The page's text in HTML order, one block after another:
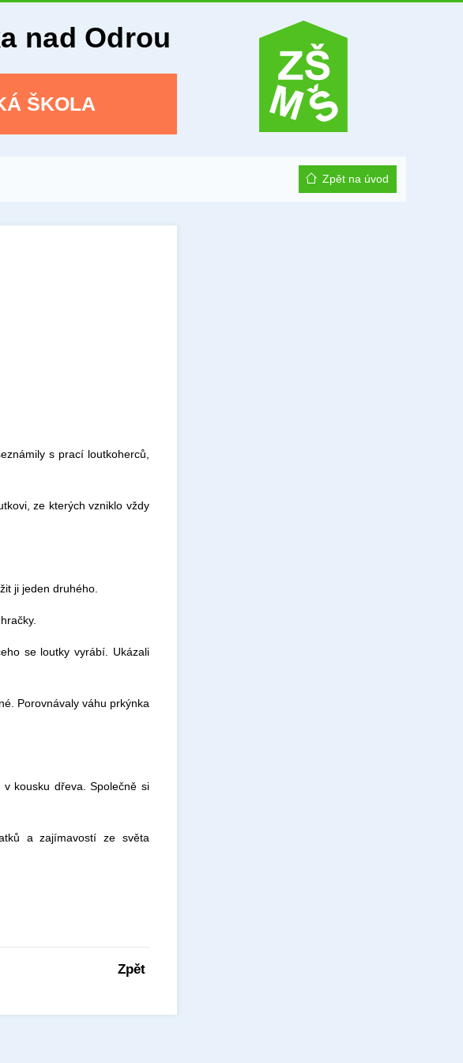
nad Odrou
ŠKOLA
Zpět na úvod
s prací loutkoherců,
ze kterých vzniklo vždy
ji jeden druhého.
se loutky vyrábí. Ukázali
Porovnávaly váhu prkýnka
kousku dřeva. Společně si
a zajímavostí ze světa
Zpět